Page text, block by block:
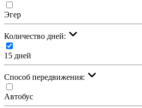
Эгер
Количество дней:
15 дней
Cпособ передвижения:
Автобус